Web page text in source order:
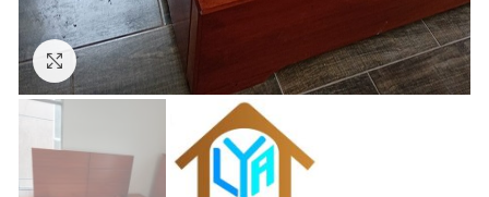
Click to enlarge